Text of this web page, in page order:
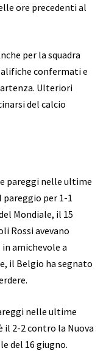
ore precedenti al
per la squadra
confermati e
Ulteriori
del calcio
pareggi nelle ultime
pareggio per 1-1
Mondiale, il 15
Rossi avevano
amichevole a
il Belgio ha segnato
nelle ultime
il 2-2 contro la Nuova
del 16 giugno.